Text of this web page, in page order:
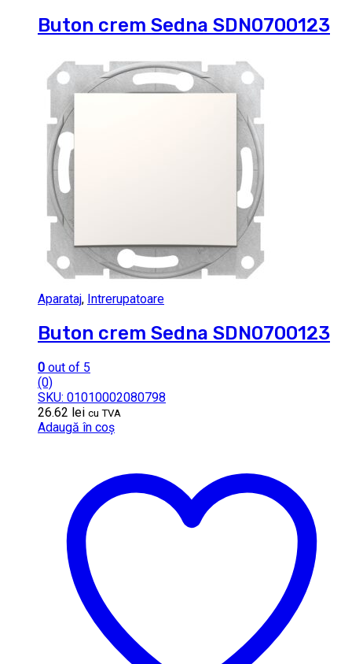
Buton crem Sedna SDN0700123
Aparataj, Intrerupatoare
Buton crem Sedna SDN0700123
0 out of 5
(0)
SKU: 01010002080798
26.62 lei cu TVA
Adaugă în coș